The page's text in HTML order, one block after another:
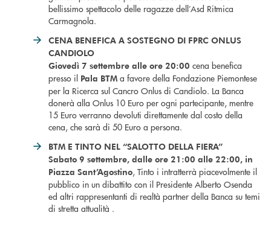
bellissimo spettacolo delle ragazze dell’Asd Ritmica
Carmagnola.
CENA BENEFICA A SOSTEGNO DI FPRC ONLUS
CANDIOLO
Giovedì 7 settembre alle ore 20:00 cena benefica
presso il Pala BTM a favore della Fondazione Piemontese
per la Ricerca sul Cancro Onlus di Candiolo. La Banca
donerà alla Onlus 10 Euro per ogni partecipante, mentre
15 Euro verranno devoluti direttamente dal costo della
cena, che sarà di 50 Euro a persona.
BTM E TINTO NEL “SALOTTO DELLA FIERA”
Sabato 9 settembre, dalle ore 21:00 alle 22:00, in
Piazza Sant’Agostino, Tinto i intratterrà piacevolmente il
pubblico in un dibattito con il Presidente Alberto Osenda
ed altri rappresentanti di realtà partner della Banca su temi
di stretta attualità .